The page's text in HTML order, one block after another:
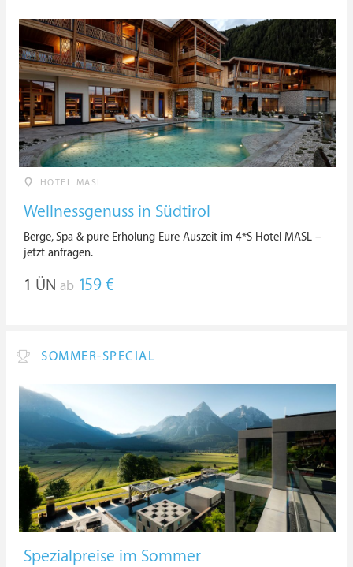
HOTEL MASL
Wellnessgenuss in Südtirol
Berge, Spa & pure Erholung Eure Auszeit im 4*S Hotel MASL –
jetzt anfragen.
1 ÜN ab 159 €
SOMMER-SPECIAL
Spezialpreise im Sommer